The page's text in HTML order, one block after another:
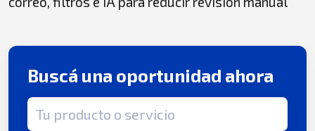
Buscá una oportunidad ahora
Término de búsqueda